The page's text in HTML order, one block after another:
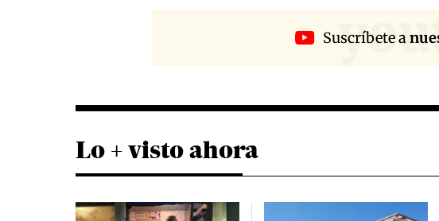
Suscríbete a
Lo + visto ahora